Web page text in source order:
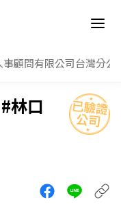
顧問有限公司台灣分公
林口